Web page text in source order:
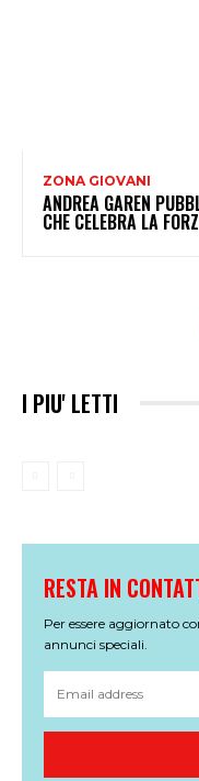
ZONA GIOVANI
ANDREA GAREN
CHE CELEBRA LA
I PIU' LETTI
RESTA IN
Per essere aggiornato
annunci speciali.